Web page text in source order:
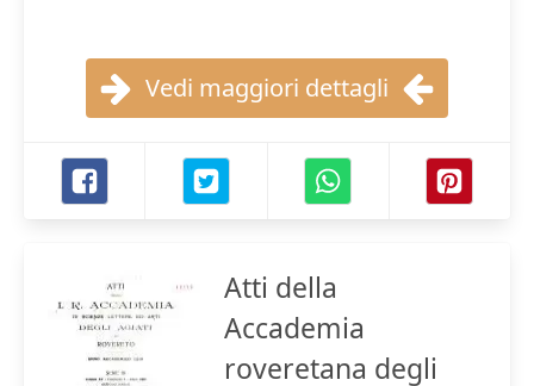
Vedi maggiori dettagli
Atti della
Accademia
roveretana degli